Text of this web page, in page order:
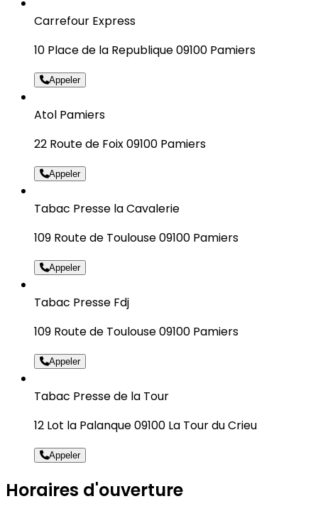
Carrefour Express
10 Place de la Republique 09100 Pamiers
Appeler
Atol Pamiers
22 Route de Foix 09100 Pamiers
Appeler
Tabac Presse la Cavalerie
109 Route de Toulouse 09100 Pamiers
Appeler
Tabac Presse Fdj
109 Route de Toulouse 09100 Pamiers
Appeler
Tabac Presse de la Tour
12 Lot la Palanque 09100 La Tour du Crieu
Appeler
Horaires d'ouverture